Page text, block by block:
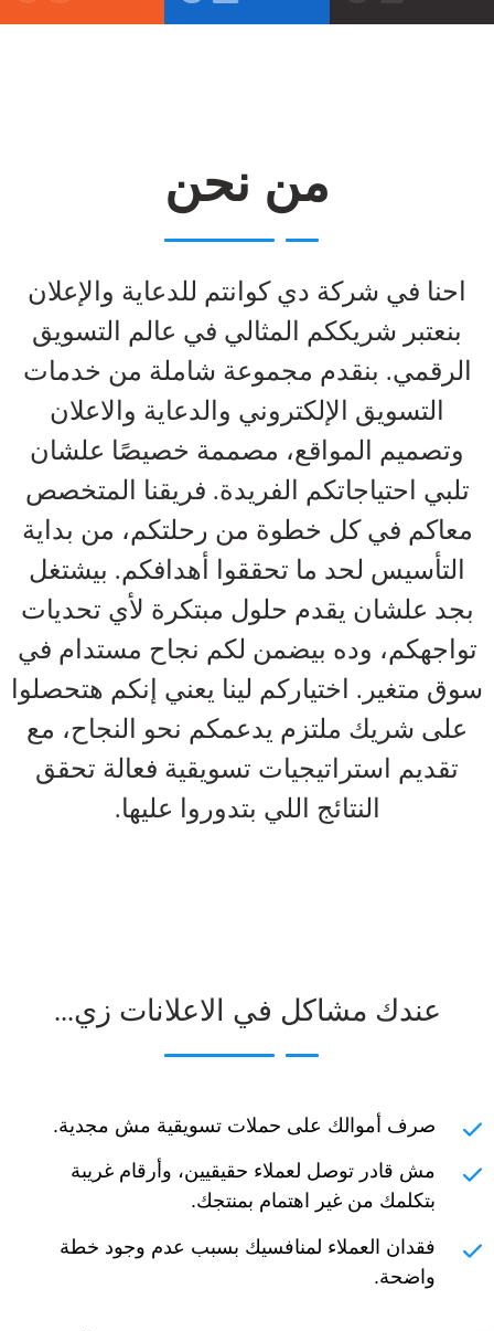
من نحن
احنا في شركة دي كوانتم للدعاية والإعلان
بنعتبر شريككم المثالي في عالم التسويق
الرقمي. بنقدم مجموعة شاملة من خدمات
التسويق الإلكتروني والدعاية والاعلان
وتصميم المواقع، مصممة خصيصًا علشان
تلبي احتياجاتكم الفريدة. فريقنا المتخصص
معاكم في كل خطوة من رحلتكم، من بداية
التأسيس لحد ما تحققوا أهدافكم. بيشتغل
بجد علشان يقدم حلول مبتكرة لأي تحديات
تواجهكم، وده بيضمن لكم نجاح مستدام في
سوق متغير. اختياركم لينا يعني إنكم هتحصلوا
على شريك ملتزم يدعمكم نحو النجاح، مع
تقديم استراتيجيات تسويقية فعالة تحقق
النتائج اللي بتدوروا عليها.
عندك مشاكل في الاعلانات زي...
صرف أموالك على حملات تسويقية مش مجدية.
مش قادر توصل لعملاء حقيقيين، وأرقام غريبة
بتكلمك من غير اهتمام بمنتجك.
فقدان العملاء لمنافسيك بسبب عدم وجود خطة
واضحة.